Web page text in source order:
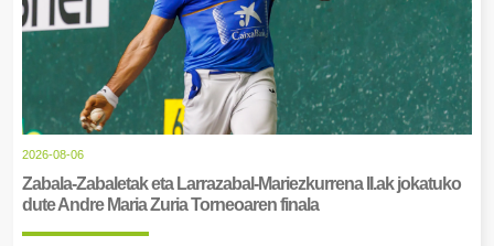
2026-08-06
Zabala-Zabaletak eta Larrazabal-Mariezkurrena II.ak jokatuko
dute Andre Maria Zuria Torneoaren finala